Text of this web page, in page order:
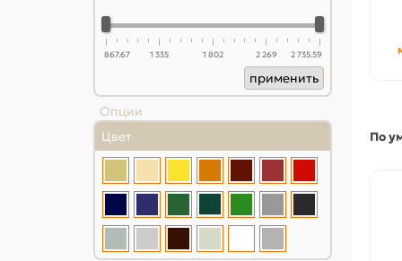
867.67 1 335 1 802 2 269 2 735.59
применить
Опции
Цвет
По